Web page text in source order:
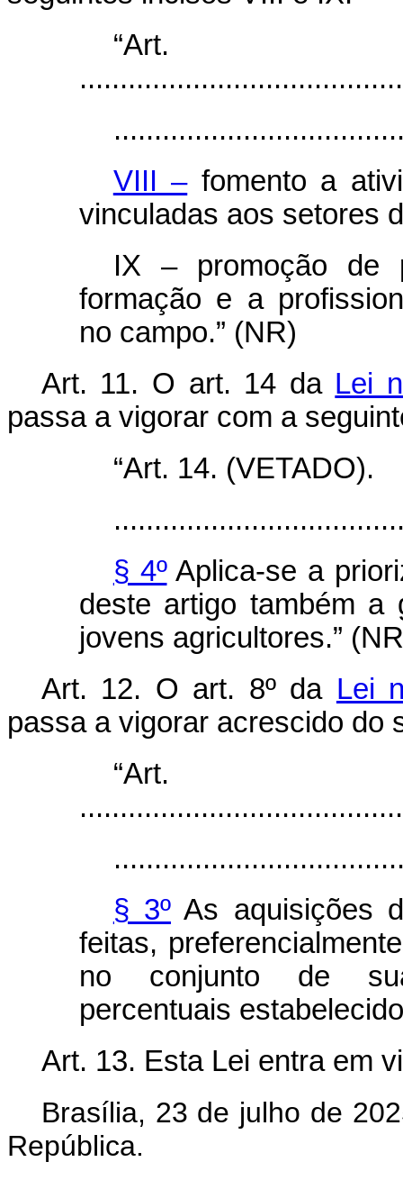
VIII –fomento a
vinculadas aos setores
IX – promoção de
formação e a
no campo.” (NR)
Art. 11. O art. 14 da Lei
passa a vigorar com a
“Art. 14. (VETADO).
§ 4ºAplica-se a
deste artigo também a
jovens agricultores.”
Art. 12. O art. 8º da Lei
passa a vigorar acrescido do
§ 3º As aquisições
feitas,
no conjunto de
percentuais
Art. 13. Esta Lei entra em
Brasília, 23 de julho de
República.